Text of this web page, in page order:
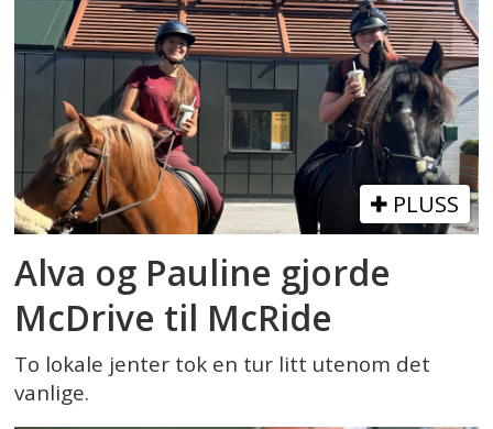
PLUSS
Alva og Pauline gjorde
McDrive til McRide
To lokale jenter tok en tur litt utenom det
vanlige.